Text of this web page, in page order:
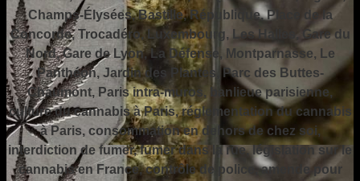
Champs-Élysées, Bastille, République, Place de la
Concorde, Trocadéro, Luxembourg, Les Halles, Gare du
Nord, Gare de Lyon, La Défense, Montparnasse, Le
Panthéon, Jardin des Plantes, Parc des Buttes-
Chaumont, Paris intra-muros, banlieue parisienne,
culture du cannabis à Paris, réglementation du cannabis
à Paris, consommation en dehors de chez soi,
interdiction de fumer, fumer dans la rue, législation sur le
cannabis en France, contrôle de police, amende pour